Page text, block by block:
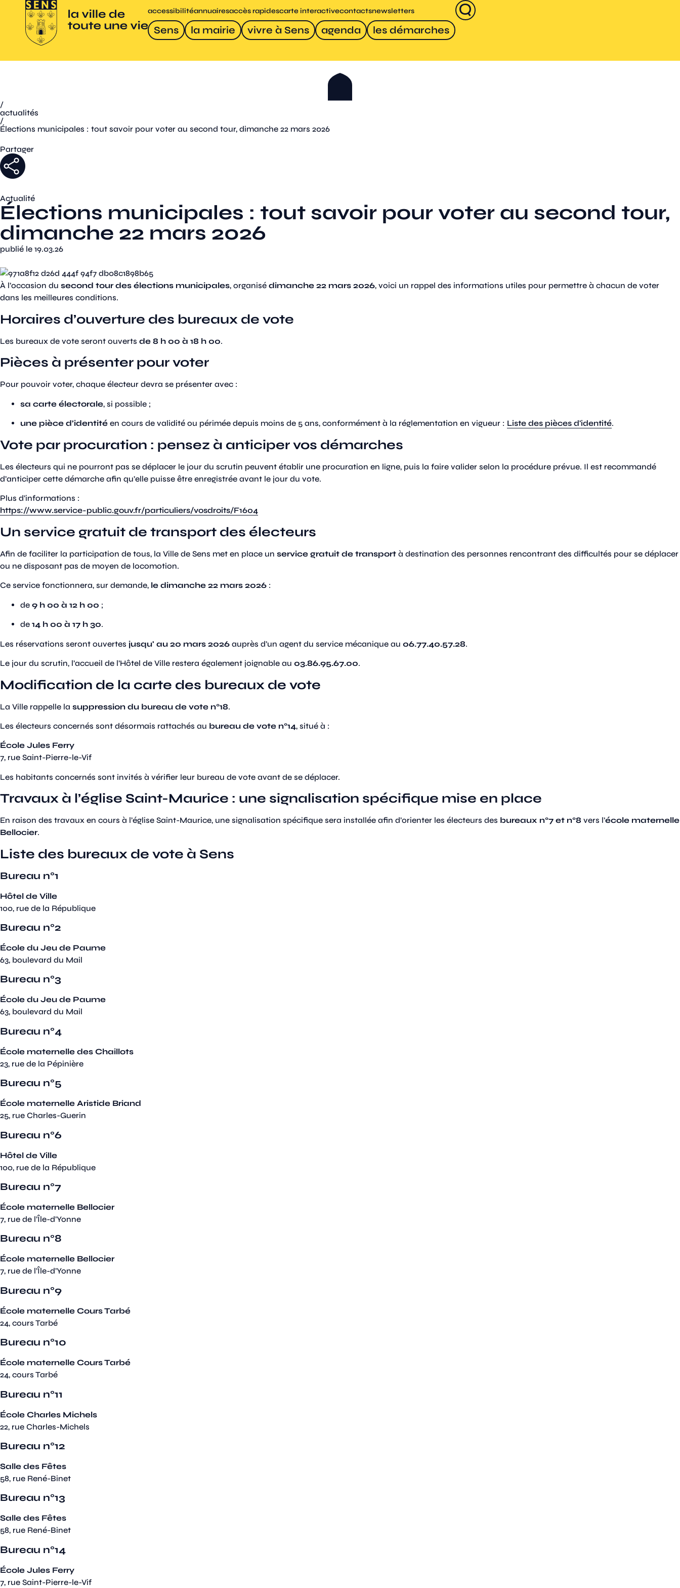
Sens la mairie vivre à Sens agenda les démarches
accessibilitéannuairesaccès rapidescarte interactivecontactsnewsletters
/
actualités
/
Élections municipales : tout savoir pour voter au second tour, dimanche 22 mars 2026
Partager
Actualité
Élections municipales : tout savoir pour voter au second tour,
dimanche 22 mars 2026
publié le 19.03.26
À l’occasion du second tour des élections municipales, organisé dimanche 22 mars 2026, voici un rappel des informations utiles pour permettre à chacun de voter
dans les meilleures conditions.
Horaires d’ouverture des bureaux de vote
Les bureaux de vote seront ouverts de 8 h 00 à 18 h 00.
Pièces à présenter pour voter
Pour pouvoir voter, chaque électeur devra se présenter avec :
sa carte électorale, si possible ;
une pièce d’identité en cours de validité ou périmée depuis moins de 5 ans, conformément à la réglementation en vigueur : Liste des pièces d'identité.
Vote par procuration : pensez à anticiper vos démarches
Les électeurs qui ne pourront pas se déplacer le jour du scrutin peuvent établir une procuration en ligne, puis la faire valider selon la procédure prévue. Il est recommandé
d’anticiper cette démarche afin qu’elle puisse être enregistrée avant le jour du vote.
Plus d’informations :
https://www.service-public.gouv.fr/particuliers/vosdroits/F1604
Un service gratuit de transport des électeurs
Afin de faciliter la participation de tous, la Ville de Sens met en place un service gratuit de transport à destination des personnes rencontrant des difficultés pour se déplacer
ou ne disposant pas de moyen de locomotion.
Ce service fonctionnera, sur demande, le dimanche 22 mars 2026 :
de 9 h 00 à 12 h 00 ;
de 14 h 00 à 17 h 30.
Les réservations seront ouvertes jusqu' au 20 mars 2026 auprès d’un agent du service mécanique au 06.77.40.57.28.
Le jour du scrutin, l’accueil de l’Hôtel de Ville restera également joignable au 03.86.95.67.00.
Modification de la carte des bureaux de vote
La Ville rappelle la suppression du bureau de vote n°18.
Les électeurs concernés sont désormais rattachés au bureau de vote n°14, situé à :
École Jules Ferry
7, rue Saint-Pierre-le-Vif
Les habitants concernés sont invités à vérifier leur bureau de vote avant de se déplacer.
Travaux à l’église Saint-Maurice : une signalisation spécifique mise en place
En raison des travaux en cours à l’église Saint-Maurice, une signalisation spécifique sera installée afin d’orienter les électeurs des bureaux n°7 et n°8 vers l’école maternelle
Bellocier.
Liste des bureaux de vote à Sens
Bureau n°1
Hôtel de Ville
100, rue de la République
Bureau n°2
École du Jeu de Paume
63, boulevard du Mail
Bureau n°3
École du Jeu de Paume
63, boulevard du Mail
Bureau n°4
École maternelle des Chaillots
23, rue de la Pépinière
Bureau n°5
École maternelle Aristide Briand
25, rue Charles-Guerin
Bureau n°6
Hôtel de Ville
100, rue de la République
Bureau n°7
École maternelle Bellocier
7, rue de l’Île-d’Yonne
Bureau n°8
École maternelle Bellocier
7, rue de l’Île-d’Yonne
Bureau n°9
École maternelle Cours Tarbé
24, cours Tarbé
Bureau n°10
École maternelle Cours Tarbé
24, cours Tarbé
Bureau n°11
École Charles Michels
22, rue Charles-Michels
Bureau n°12
Salle des Fêtes
58, rue René-Binet
Bureau n°13
Salle des Fêtes
58, rue René-Binet
Bureau n°14
École Jules Ferry
7, rue Saint-Pierre-le-Vif